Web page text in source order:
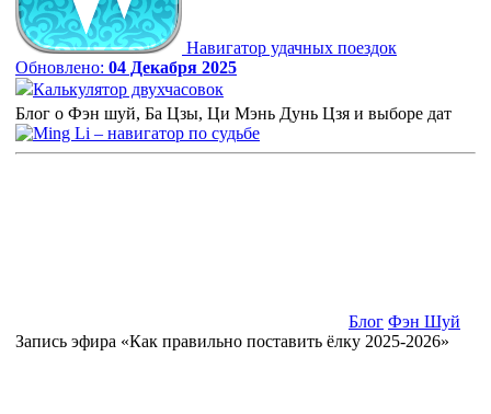
Навигатор удачных поездок
Обновлено: 04 Декабря 2025
Калькулятор двухчасовок
Блог о Фэн шуй, Ба Цзы, Ци Мэнь Дунь Цзя и выборе дат
Блог Фэн Шуй
Запись эфира «Как правильно поставить ёлку 2025-2026»